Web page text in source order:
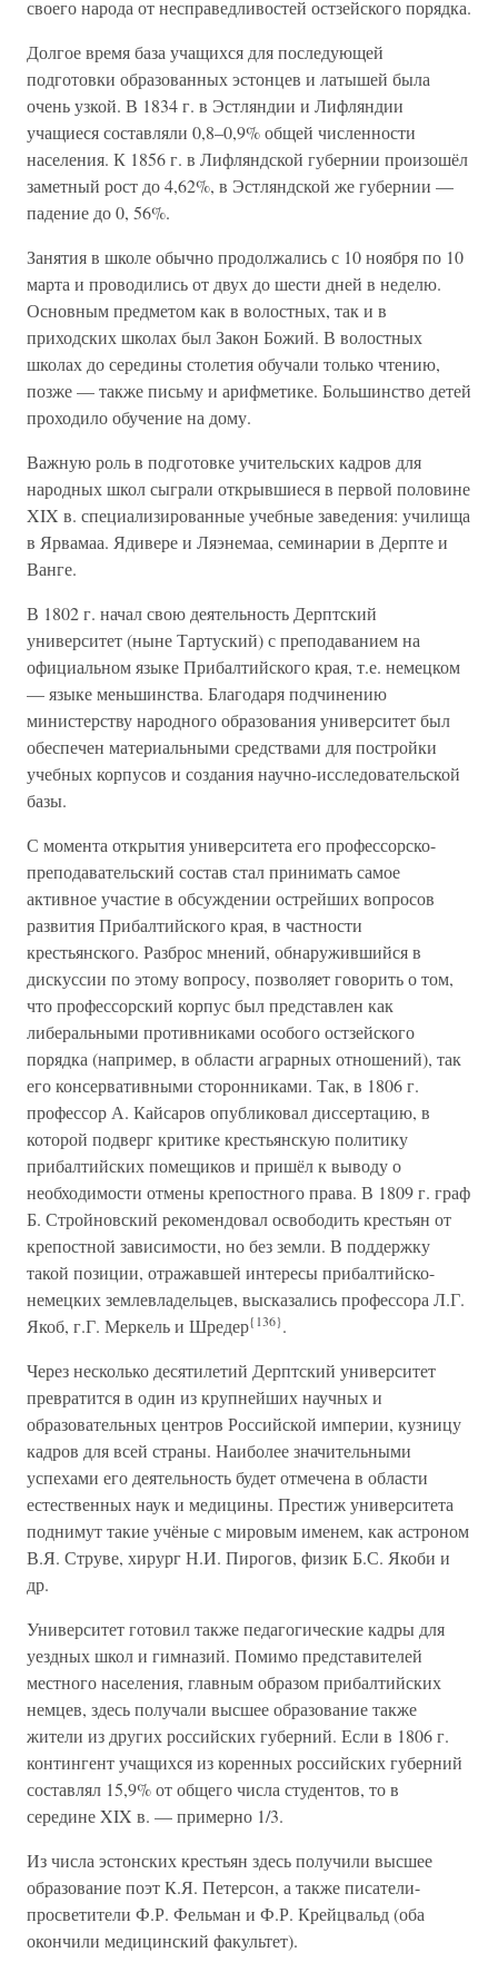
своего народа от несправедливостей остзейского порядка.
Долгое время база учащихся для последующей
подготовки образованных эстонцев и латышей была
очень узкой. В 1834 г. в Эстляндии и Лифляндии
учащиеся составляли 0,8–0,9% общей численности
населения. К 1856 г. в Лифляндской губернии произошёл
заметный рост до 4,62%, в Эстляндской же губернии —
падение до 0, 56%.
Занятия в школе обычно продолжались с 10 ноября по 10
марта и проводились от двух до шести дней в неделю.
Основным предметом как в волостных, так и в
приходских школах был Закон Божий. В волостных
школах до середины столетия обучали только чтению,
позже — также письму и арифметике. Большинство детей
проходило обучение на дому.
Важную роль в подготовке учительских кадров для
народных школ сыграли открывшиеся в первой половине
XIX в. специализированные учебные заведения: училища
в Ярвамаа. Ядивере и Ляэнемаа, семинарии в Дерпте и
Ванге.
В 1802 г. начал свою деятельность Дерптский
университет (ныне Тартуский) с преподаванием на
официальном языке Прибалтийского края, т.е. немецком
— языке меньшинства. Благодаря подчинению
министерству народного образования университет был
обеспечен материальными средствами для постройки
учебных корпусов и создания научно-исследовательской
базы.
С момента открытия университета его профессорско-
преподавательский состав стал принимать самое
активное участие в обсуждении острейших вопросов
развития Прибалтийского края, в частности
крестьянского. Разброс мнений, обнаружившийся в
дискуссии по этому вопросу, позволяет говорить о том,
что профессорский корпус был представлен как
либеральными противниками особого остзейского
порядка (например, в области аграрных отношений), так
его консервативными сторонниками. Так, в 1806 г.
профессор А. Кайсаров опубликовал диссертацию, в
которой подверг критике крестьянскую политику
прибалтийских помещиков и пришёл к выводу о
необходимости отмены крепостного права. В 1809 г. граф
Б. Стройновский рекомендовал освободить крестьян от
крепостной зависимости, но без земли. В поддержку
такой позиции, отражавшей интересы прибалтийско-
немецких землевладельцев, высказались профессора Л.Г.
Якоб, г.Г. Меркель и Шредер{136}.
Через несколько десятилетий Дерптский университет
превратится в один из крупнейших научных и
образовательных центров Российской империи, кузницу
кадров для всей страны. Наиболее значительными
успехами его деятельность будет отмечена в области
естественных наук и медицины. Престиж университета
поднимут такие учёные с мировым именем, как астроном
В.Я. Струве, хирург Н.И. Пирогов, физик Б.С. Якоби и
др.
Университет готовил также педагогические кадры для
уездных школ и гимназий. Помимо представителей
местного населения, главным образом прибалтийских
немцев, здесь получали высшее образование также
жители из других российских губерний. Если в 1806 г.
контингент учащихся из коренных российских губерний
составлял 15,9% от общего числа студентов, то в
середине XIX в. — примерно 1/3.
Из числа эстонских крестьян здесь получили высшее
образование поэт К.Я. Петерсон, а также писатели-
просветители Ф.Р. Фельман и Ф.Р. Крейцвальд (оба
окончили медицинский факультет).